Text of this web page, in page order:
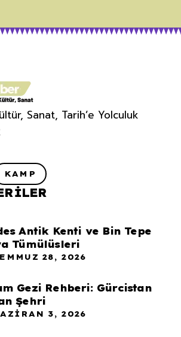
Sanat, Tarih’e Yolculuk
KAMP
Antik Kenti ve Bin Tepe
Tümülüsleri
28, 2026
Gezi Rehberi: Gürcistan
Şehri
3, 2026